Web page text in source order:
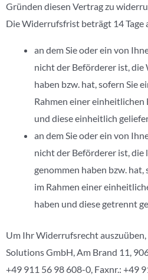
Gründen diesen Vertrag zu
Die Widerrufsfrist beträgt 14 Tage
an dem Sie oder ein von
nicht der Beförderer ist, die
haben bzw. hat, sofern Sie
Rahmen einer
und diese einheitlich
an dem Sie oder ein von
nicht der Beförderer ist, die
genommen haben bzw. hat,
im Rahmen einer
haben und diese getrennt
Um Ihr Widerrufsrecht auszuüben,
Solutions GmbH, Am Brand 11,
+49 911 56 98 608-0, Faxnr.: +49